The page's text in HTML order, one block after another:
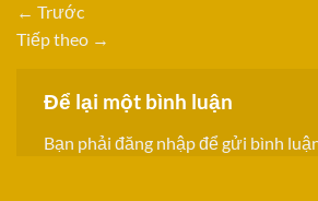
← Trước
Tiếp theo →
Để lại một bình luận
Bạn phải đăng nhậpđể gửi bình